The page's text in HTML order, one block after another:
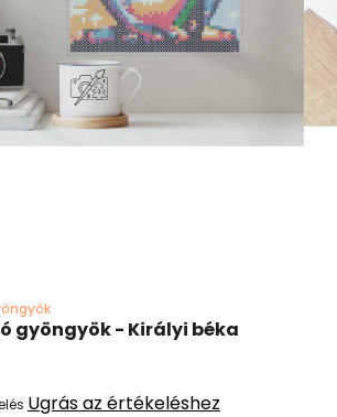
gyöngyök - Királyi béka
Ugrás az értékeléshez